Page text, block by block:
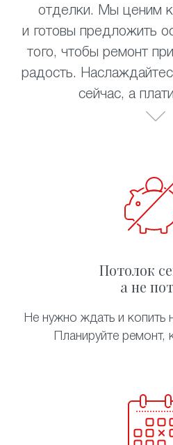
отделки. Мы ценим
и готовы предложить
того, чтобы ремонт
радость.
сейчас, а
Потолок
а не
Не нужно ждать и копить
Планируйте ремонт,